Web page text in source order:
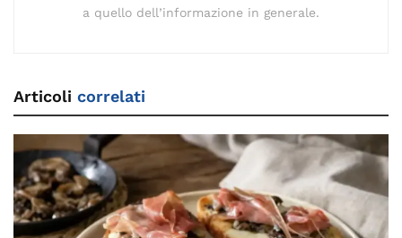
a quello dell’informazione in generale.
Articoli correlati